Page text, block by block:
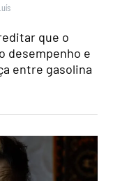
que o
desempenho e
entre gasolina